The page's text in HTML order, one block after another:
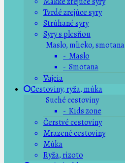
Tvrdé zrejúce syry
Strúhané syry
Syry s plesňou
Maslo, mlieko, smotana
- Maslo
- Smotana
Vajcia
Cestoviny, ryža, múka
Suché cestoviny
- Kids zone
Čerstvé cestoviny
Mrazené cestoviny
Múka
Ryža, rizoto